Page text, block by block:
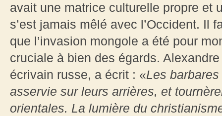
avait une matrice culturelle propre et
s’est jamais mêlé avec l’Occident. Il
que l’invasion mongole a été pour
cruciale à bien des égards.
écrivain russe, a écrit : «Les
asservie sur leurs arrières, et
orientales. La lumière du